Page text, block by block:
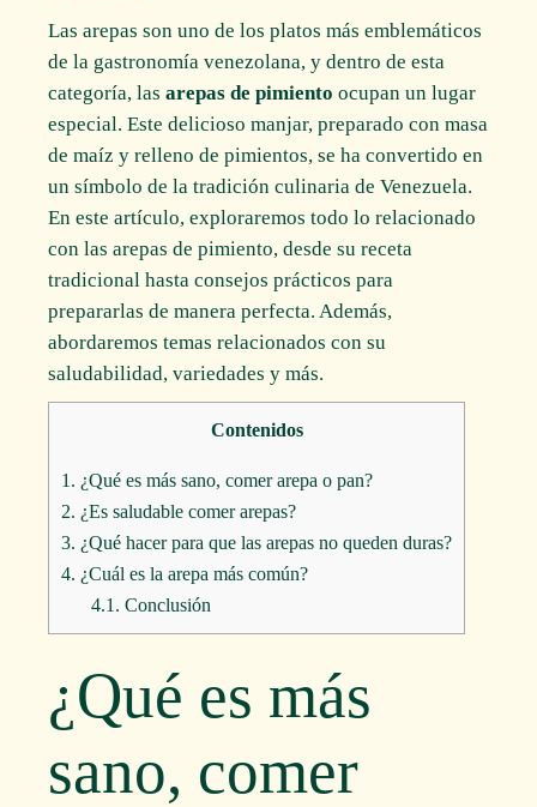
Las arepas son uno de los platos más emblemáticos
de la gastronomía venezolana, y dentro de esta
categoría, lasarepas de pimiento ocupan un lugar
especial. Este delicioso manjar, preparado con masa
de maíz y relleno de pimientos, se ha convertido en
un símbolo de la tradición culinaria de Venezuela.
En este artículo, exploraremos todo lo relacionado
con las arepas de pimiento, desde su receta
tradicional hasta consejos prácticos para
prepararlas de manera perfecta. Además,
abordaremos temas relacionados con su
saludabilidad, variedades y más.
Contenidos
1. ¿Qué es más sano, comer arepa o pan?
2. ¿Es saludable comer arepas?
3. ¿Qué hacer para que las arepas no queden duras?
4. ¿Cuál es la arepa más común?
4.1. Conclusión
¿Qué es más
sano, comer